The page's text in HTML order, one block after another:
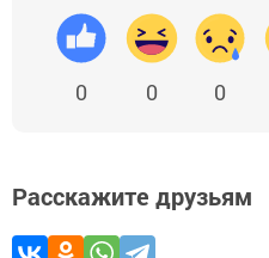
0 0 0
Расскажите друзьям